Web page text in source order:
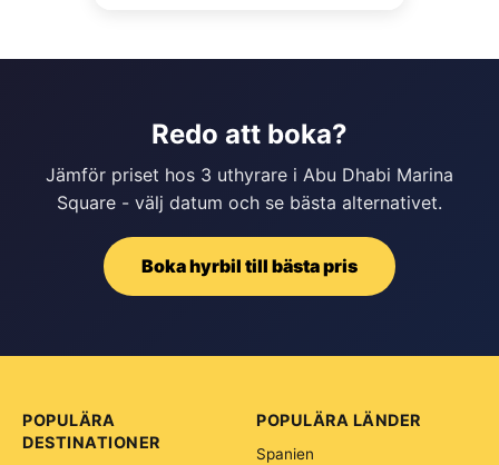
Redo att boka?
Jämför priset hos 3 uthyrare i Abu Dhabi Marina
Square - välj datum och se bästa alternativet.
Boka hyrbil till bästa pris
POPULÄRA
DESTINATIONER
POPULÄRA LÄNDER
Spanien